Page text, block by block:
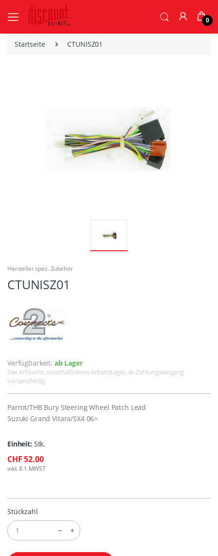
0
Startseite CTUNISZ01
Hersteller spez. Zubehör
CTUNISZ01
Verfügbarkeit: ab Lager
Der Artikel ist innerhalb eines Arbeitstages ab Zahlungseingang
versandfertig.
Parrot/THB Bury Steering Wheel Patch Lead
Suzuki Grand Vitara/SX4 06>
Einheit: Stk.
CHF 52.00
inkl. 8.1 MWST
Stückzahl